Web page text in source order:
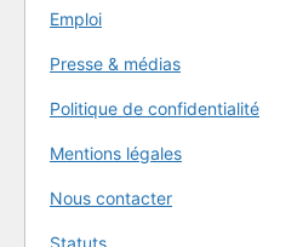
Emploi
Presse & médias
Politique de confidentialité
Mentions légales
Nous contacter
Statuts